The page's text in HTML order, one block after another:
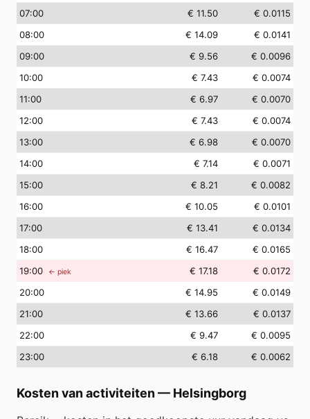
07:00 € 11.50
€ 0.0115
08:00 € 14.09
€ 0.0141
09:00 € 9.56
€ 0.0096
10:00 € 7.43
€ 0.0074
11:00 € 6.97
€ 0.0070
12:00 € 7.43
€ 0.0074
13:00 € 6.98
€ 0.0070
14:00 € 7.14
€ 0.0071
15:00 € 8.21
€ 0.0082
16:00 € 10.05
€ 0.0101
17:00 € 13.41
€ 0.0134
18:00 € 16.47
€ 0.0165
19:00 ← piek € 17.18
€ 0.0172
20:00 € 14.95
€ 0.0149
21:00 € 13.66
€ 0.0137
22:00 € 9.47
€ 0.0095
23:00 € 6.18 € 0.0062
Kosten van activiteiten — Helsingborg